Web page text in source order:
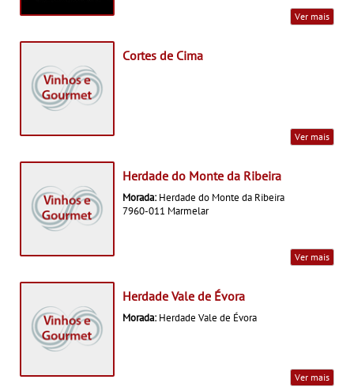
Ver mais
Cortes de Cima
Ver mais
Herdade do Monte da Ribeira
Morada: Herdade do Monte da Ribeira
7960-011 Marmelar
Ver mais
Herdade Vale de Évora
Morada: Herdade Vale de Évora
Ver mais